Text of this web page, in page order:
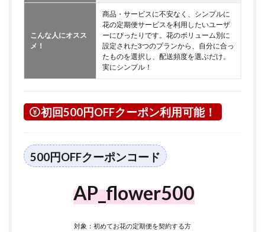
こんな人にオスス
メ！
商品・サービスに不安なく、シンプルに
花の定期便サービスを利用したいユーザ
ーにぴったりです。花のボリューム別に
設定された3つのプランから、自分に合っ
たものを選択し、配送頻度を選ぶだけ。
実にシンプル！
初回500円OFFクーポン利用可能！
500円OFFクーポンコード
AP_flower500
対象：初めてお花の定期便を契約する方